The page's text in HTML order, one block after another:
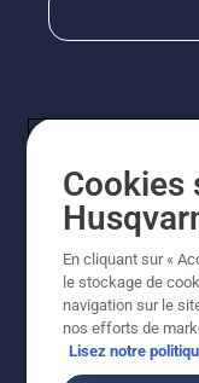
© Husqvarna AB
indiqués sont à
aux revendeurs
TAR incluses.
prix indiqués sont
Cookies
En cliquant sur «
le stockage de
navigation sur le
nos efforts de
Lisez notre